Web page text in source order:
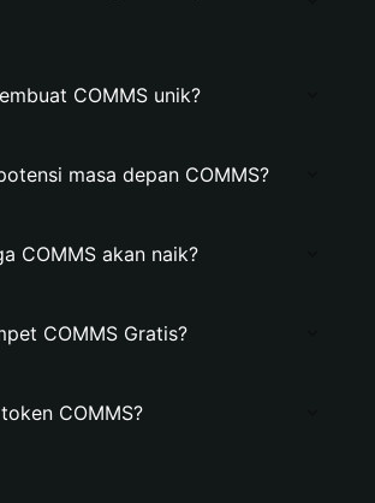
COMMS unik?
masa depan COMMS?
COMMS akan naik?
COMMS Gratis?
COMMS?